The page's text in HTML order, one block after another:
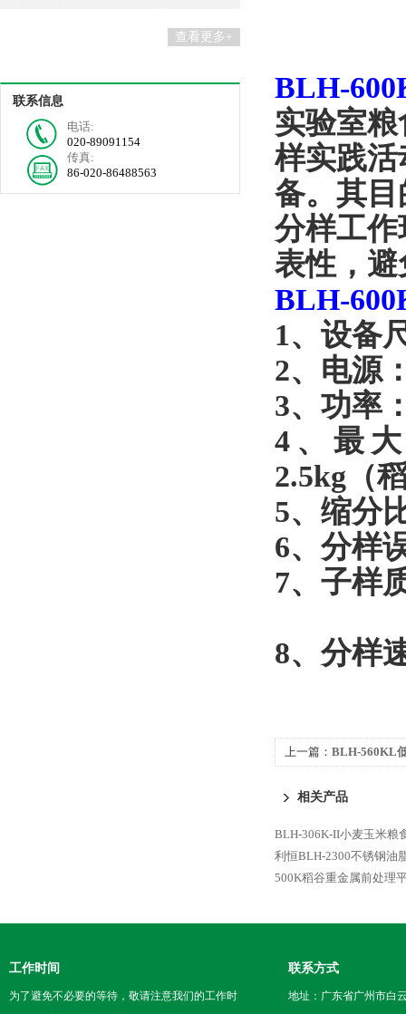
查看更多+
联系信息
电话:
020-89091154
传真:
86-020-86488563
BLH-
实验室
样实践
备。其
分样工
表性，
BLH-
1、设备
2、电源
3、功率
4、最
2.5kg（
5、缩分
6、分样
7、子样
8、分样
上一篇： BLH-560KL
相关产品
BLH-306K-II小麦玉米粮
利恒BLH-2300不锈钢油
500K稻谷重金属前处理
工作时间
为了避免不必要的等待，敬请注意我们的工作时
联系方式
地址：广东省广州市白